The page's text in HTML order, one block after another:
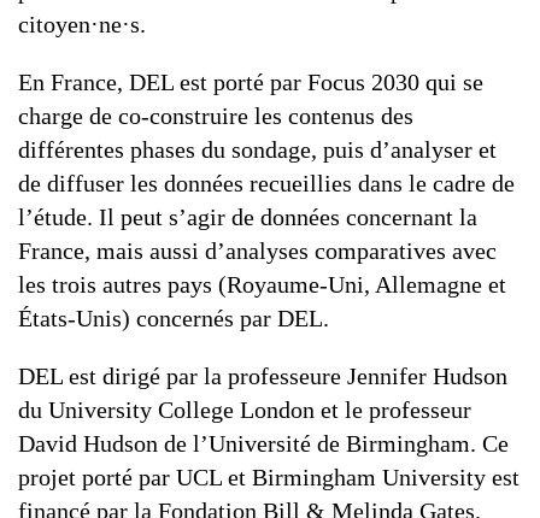
citoyen·ne·s.
En France, DEL est porté par Focus 2030 qui se
charge de co-construire les contenus des
différentes phases du sondage, puis d’analyser et
de diffuser les données recueillies dans le cadre de
l’étude. Il peut s’agir de données concernant la
France, mais aussi d’analyses comparatives avec
les trois autres pays (Royaume-Uni, Allemagne et
États-Unis) concernés par DEL.
DEL est dirigé par la professeure Jennifer Hudson
du University College London et le professeur
David Hudson de l’Université de Birmingham. Ce
projet porté par UCL et Birmingham University est
financé par la Fondation Bill & Melinda Gates.